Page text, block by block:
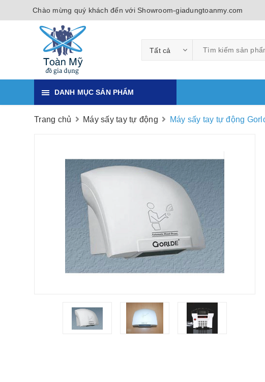
Chào mừng quý khách đến với Showroom-giadungtoanmy.com
Tất cả
DANH MỤC SẢN PHẨM
Trang chủ Máy sấy tay tự động Máy sấy tay tự động